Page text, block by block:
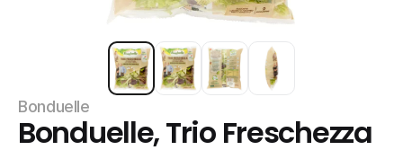
Bonduelle
Bonduelle, Trio Freschezza